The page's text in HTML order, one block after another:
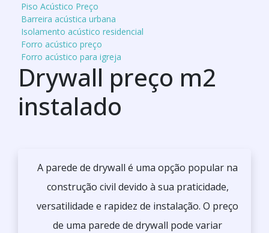
Piso Acústico Preço
Barreira acústica urbana
Isolamento acústico residencial
Forro acústico preço
Forro acústico para igreja
Drywall preço m2
instalado
A parede de drywall é uma opção popular na
construção civil devido à sua praticidade,
versatilidade e rapidez de instalação. O preço
de uma parede de drywall pode variar